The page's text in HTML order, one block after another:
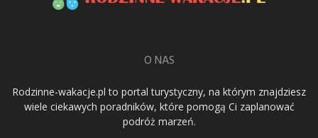
O NAS
Rodzinne-wakacje.pl to portal turystyczny, na którym znajdziesz
wiele ciekawych poradników, które pomogą Ci zaplanować
podróż marzeń.